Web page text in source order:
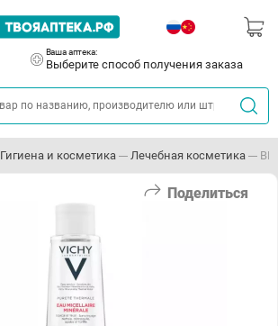
Ваша аптека:
Выберите способ получения заказа
Гигиена и косметика Лечебная косметика
Поделиться